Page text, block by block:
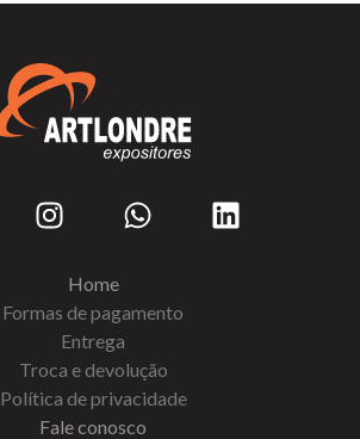
Home
Formas de pagamento
Entrega
Troca e devolução
Política de privacidade
Fale conosco